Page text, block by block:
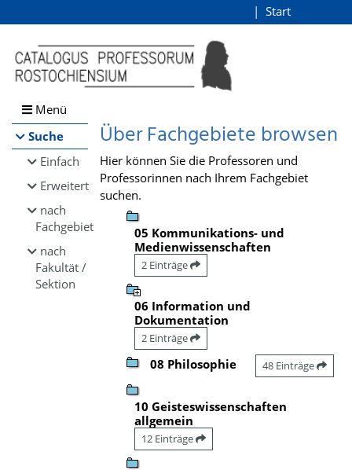
Browsen
direkt zum Inhalt
Start
Menü
Suche
Einfach
Erweitert
nach
Fachgebiet
nach
Fakultät /
Sektion
Über Fachgebiete browsen
Hier können Sie die Professoren und
Professorinnen nach Ihrem Fachgebiet
suchen.
05 Kommunikations- und
Medienwissenschaften
2 Einträge
06 Information und
Dokumentation
2 Einträge
08 Philosophie 48 Einträge
10 Geisteswissenschaften
allgemein
12 Einträge